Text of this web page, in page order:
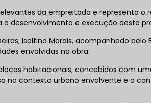
da empreitada e representa o
desenvolvimento e execução deste
Isaltino Morais, acompanhado pelo
envolvidas na obra.
habitacionais, concebidos com
no contexto urbano envolvente e o